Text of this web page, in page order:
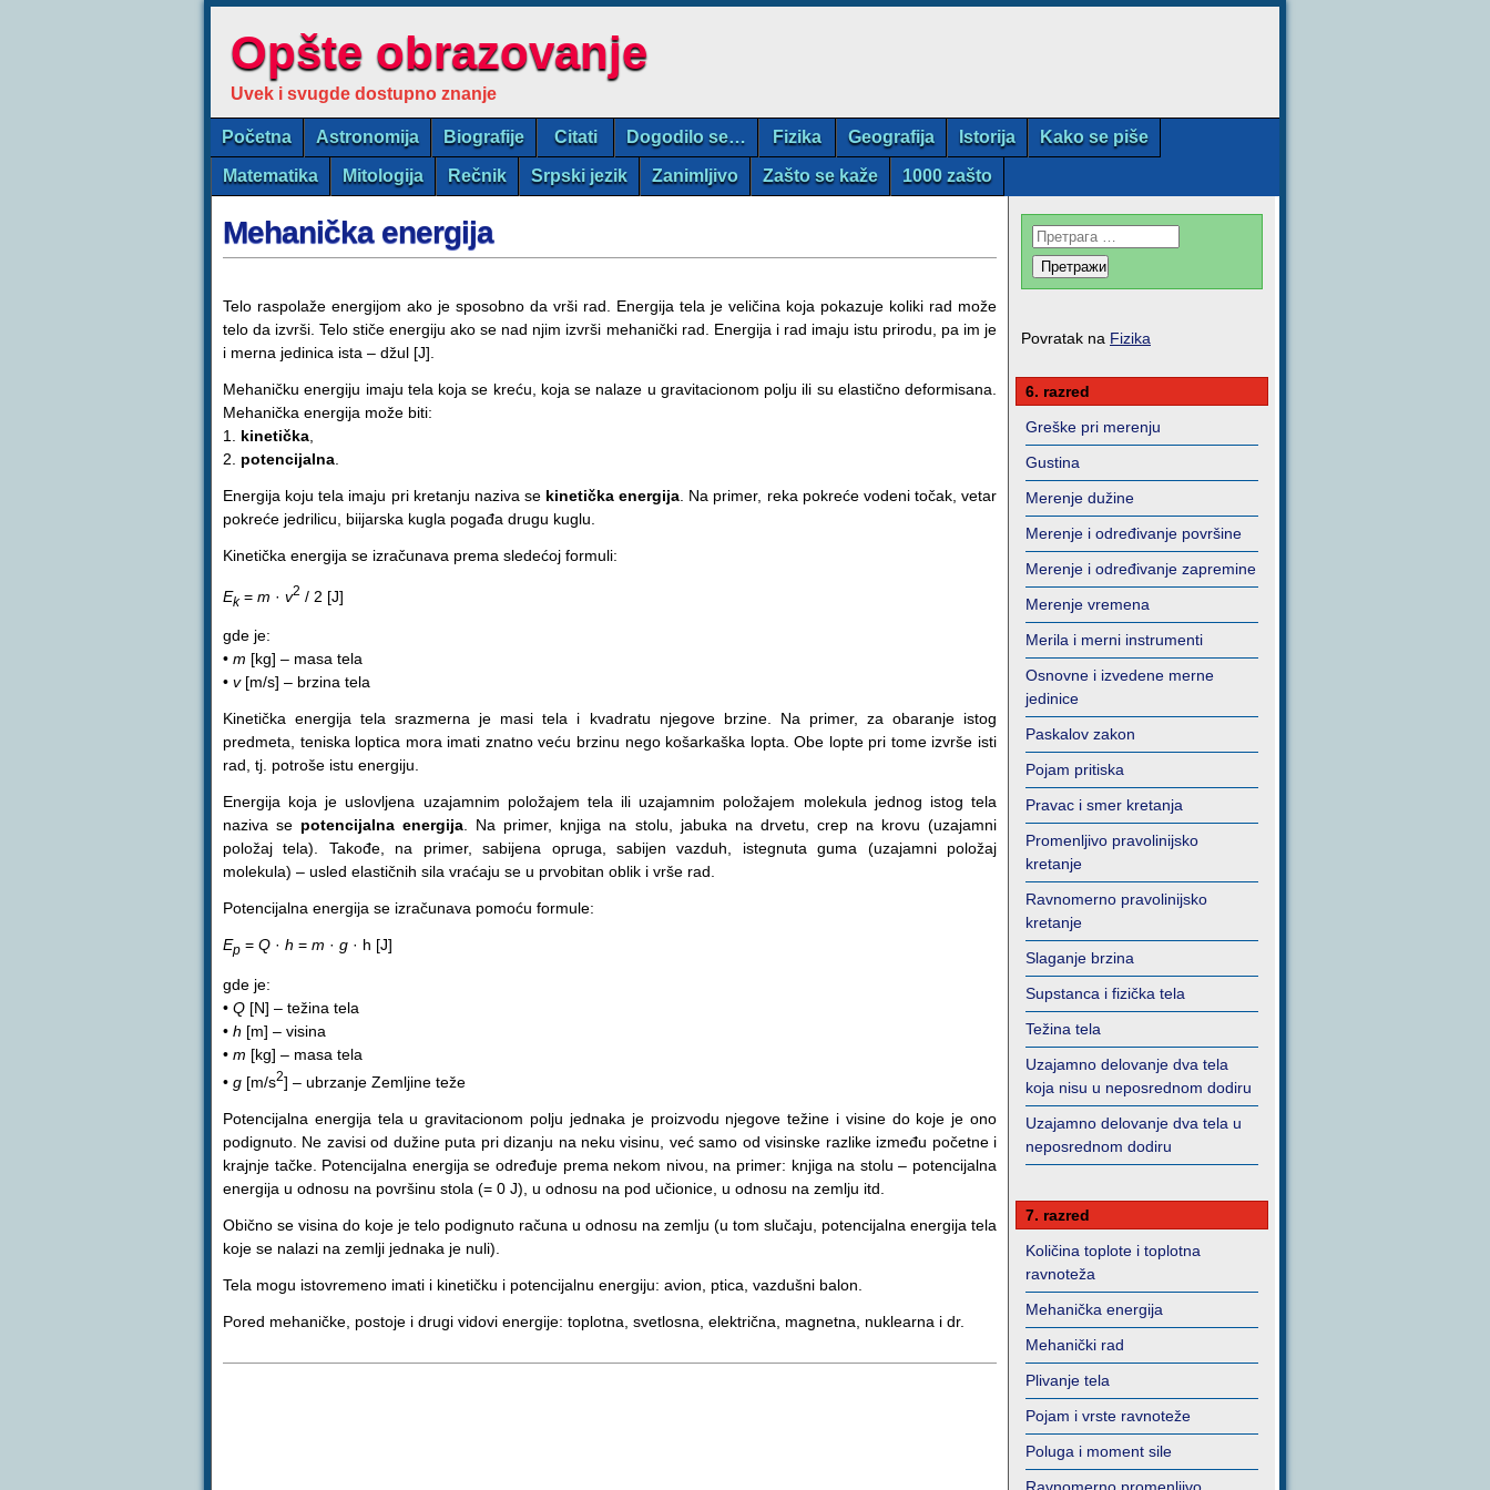
Opšte obrazovanje
Uvek i svugde dostupno znanje
Početna Astronomija Biografije Citati Dogodilo se… Fizika Geografija Istorija Kako se piše
Matematika Mitologija Rečnik Srpski jezik Zanimljivo Zašto se kaže 1000 zašto
Mehanička energija
Telo raspolaže energijom ako je sposobno da vrši rad. Energija tela je veličina koja pokazuje koliki rad može
telo da izvrši. Telo stiče energiju ako se nad njim izvrši mehanički rad. Energija i rad imaju istu prirodu, pa im je
i merna jedinica ista – džul [J].
Mehaničku energiju imaju tela koja se kreću, koja se nalaze u gravitacionom polju ili su elastično deformisana.
Mehanička energija može biti:
1. kinetička
2. potencijalna
Energija koju tela imaju pri kretanju naziva se kinetička energija . Na primer, reka pokreće vodeni točak, vetar
pokreće jedrilicu, biijarska kugla pogađa drugu kuglu.
Kinetička energija se izračunava prema sledećoj formuli:
Ek= m · v2 / 2 [J]
gde je:
• m [kg] – masa tela
• v[m/s] – brzina tela
Kinetička energija tela srazmerna je masi tela i kvadratu njegove brzine. Na primer, za obaranje istog
predmeta, teniska loptica mora imati znatno veću brzinu nego košarkaška lopta. Obe lopte pri tome izvrše isti
rad, tj. potroše istu energiju.
Energija koja je uslovljena uzajamnim položajem tela ili uzajamnim položajem molekula jednog istog tela
naziva se potencijalna energija. Na primer, knjiga na stolu, jabuka na drvetu, crep na krovu (uzajamni
položaj tela). Takođe, na primer, sabijena opruga, sabijen vazduh, istegnuta guma (uzajamni položaj
molekula) – usled elastičnih sila vraćaju se u prvobitan oblik i vrše rad.
Potencijalna energija se izračunava pomoću formule:
Ep = Q · h = m · g · h [J]
gde je:
• Q [N] – težina tela
• h [m] – visina
• m [kg] – masa tela
• g [m/s2] – ubrzanje Zemljine teže
Potencijalna energija tela u gravitacionom polju jednaka je proizvodu njegove težine i visine do koje je ono
podignuto. Ne zavisi od dužine puta pri dizanju na neku visinu, već samo od visinske razlike između početne i
krajnje tačke. Potencijalna energija se određuje prema nekom nivou, na primer: knjiga na stolu – potencijalna
energija u odnosu na površinu stola (= 0 J), u odnosu na pod učionice, u odnosu na zemlju itd.
Obično se visina do koje je telo podignuto računa u odnosu na zemlju (u tom slučaju, potencijalna energija tela
koje se nalazi na zemlji jednaka je nuli).
Tela mogu istovremeno imati i kinetičku i potencijalnu energiju: avion, ptica, vazdušni balon.
Pored mehaničke, postoje i drugi vidovi energije: toplotna, svetlosna, električna, magnetna, nuklearna i dr.
Povratak na Fizika
6. razred
Greške pri merenju
Gustina
Merenje dužine
Merenje i određivanje površine
Merenje i određivanje zapremine
Merenje vremena
Merila i merni instrumenti
Osnovne i izvedene merne
jedinice
Paskalov zakon
Pojam pritiska
Pravac i smer kretanja
Promenljivo pravolinijsko
kretanje
Ravnomerno pravolinijsko
kretanje
Slaganje brzina
Supstanca i fizička tela
Težina tela
Uzajamno delovanje dva tela
koja nisu u neposrednom dodiru
Uzajamno delovanje dva tela u
neposrednom dodiru
7. razred
Količina toplote i toplotna
ravnoteža
Mehanička energija
Mehanički rad
Plivanje tela
Pojam i vrste ravnoteže
Poluga i moment sile